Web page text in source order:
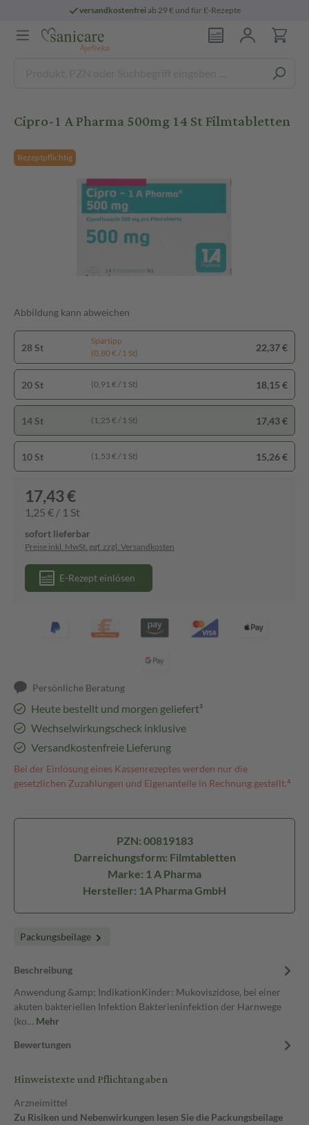
versandkostenfreiab 29 € und für E-Rezepte
Cipro-1 A Pharma 500mg 14 St Filmtabletten
Rezeptpflichtig
Abbildung kann abweichen
28 St
Spartipp
(0,80 € / 1 St)
22,37 €
20 St (0,91 € / 1 St) 18,15 €
14 St (1,25 € / 1 St) 17,43 €
10 St (1,53 € / 1 St) 15,26 €
17,43 €
1,25 € / 1 St
sofort lieferbar
Preise inkl. MwSt. ggf. zzgl. Versandkosten
E-Rezept einlösen
Persönliche Beratung
Heute bestellt und morgen geliefert³
Wechselwirkungscheck inklusive
Versandkostenfreie Lieferung
Bei der Einlösung eines Kassenrezeptes werden nur die
gesetzlichen Zuzahlungen und Eigenanteile in Rechnung gestellt.⁴
PZN: 00819183
Darreichungsform: Filmtabletten
Marke: 1 A Pharma
Hersteller: 1A Pharma GmbH
Packungsbeilage
Beschreibung
Anwendung &amp; IndikationKinder: Mukoviszidose, bei einer
akuten bakteriellen Infektion Bakterieninfektion der Harnwege
(ko… Mehr
Bewertungen
Hinweistexte und Pflichtangaben
Arzneimittel
Zu Risiken und Nebenwirkungen lesen Sie die Packungsbeilage